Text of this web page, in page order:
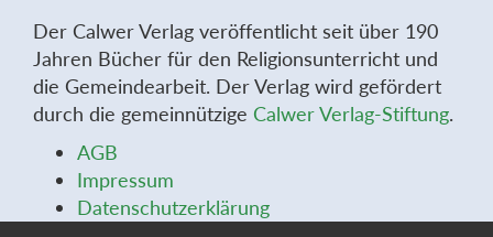
Der Calwer Verlag veröffentlicht seit über 190
Jahren Bücher für den Religionsunterricht und
die Gemeindearbeit. Der Verlag wird gefördert
durch die gemeinnützige Calwer Verlag-Stiftung.
AGB
Impressum
Datenschutzerklärung